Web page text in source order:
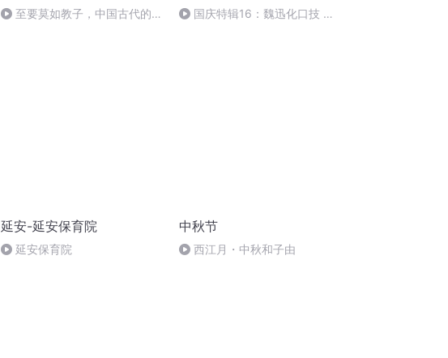
至要莫如教子，中国古代的家
国庆特辑16：魏迅化口技 二
延安-延安保育院
延安保育院
中秋节
西江月・中秋和子由